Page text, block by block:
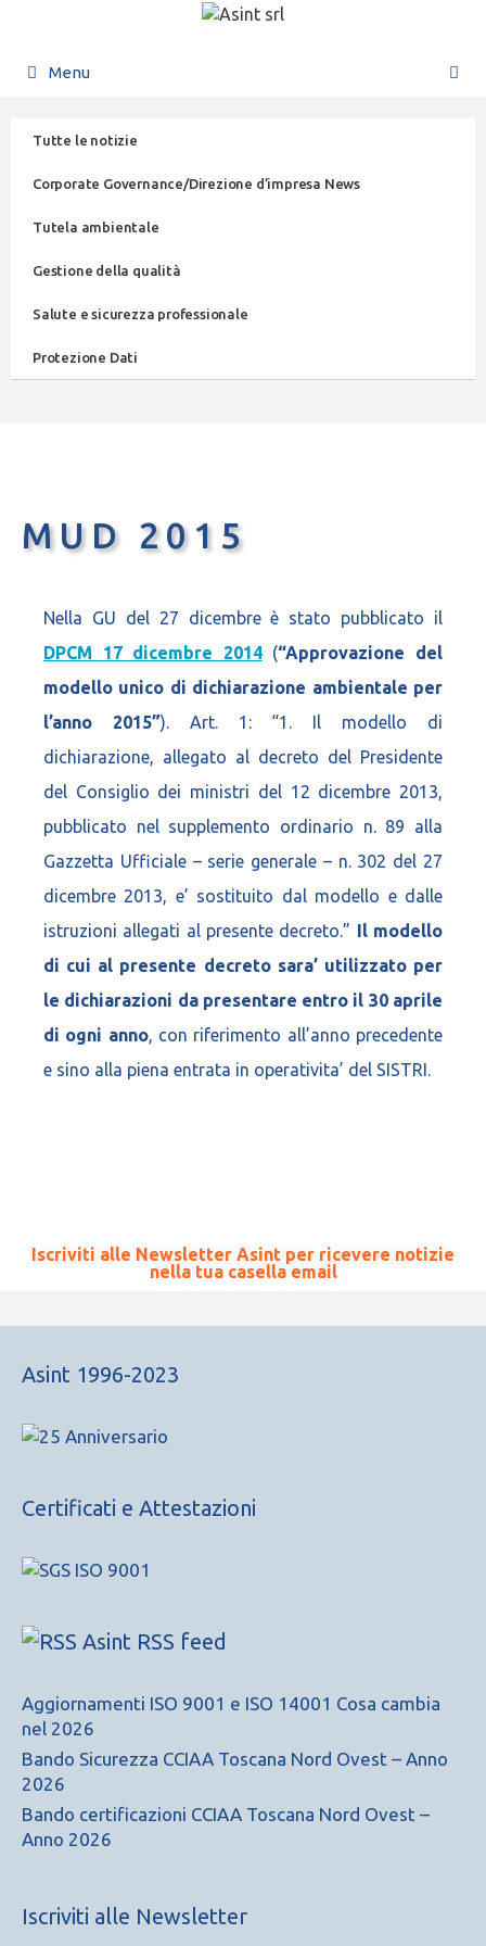
Menu
Tutte le notizie
Corporate Governance/Direzione d’impresa News
Tutela ambientale
Gestione della qualità
Salute e sicurezza professionale
Protezione Dati
MUD 2015
Nella GU del 27 dicembre è stato pubblicato il
DPCM 17 dicembre 2014(“Approvazione del
modello unico di dichiarazione ambientale per
l’anno 2015”). Art. 1: “1. Il modello di
dichiarazione, allegato al decreto del Presidente
del Consiglio dei ministri del 12 dicembre 2013,
pubblicato nel supplemento ordinario n. 89 alla
Gazzetta Ufficiale – serie generale – n. 302 del 27
dicembre 2013, e’ sostituito dal modello e dalle
istruzioni allegati al presente decreto.” Il modello
di cui al presente decreto sara’ utilizzato per
le dichiarazioni da presentare entro il 30 aprile
di ogni anno, con riferimento all’anno precedente
e sino alla piena entrata in operativita’ del SISTRI.
Iscriviti alle Newsletter Asint per ricevere notizie
nella tua casella email
Asint 1996-2023
Certificati e Attestazioni
Asint RSS feed
Aggiornamenti ISO 9001 e ISO 14001 Cosa cambia
nel 2026
Bando Sicurezza CCIAA Toscana Nord Ovest – Anno
2026
Bando certificazioni CCIAA Toscana Nord Ovest –
Anno 2026
Iscriviti alle Newsletter